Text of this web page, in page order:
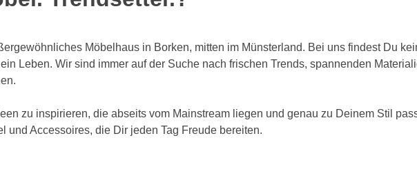
Möbelhaus in Borken, mitten im Münsterland. Bei uns findest Du
Leben. Wir sind immer auf der Suche nach frischen Trends, spannenden
zu inspirieren, die abseits vom Mainstream liegen und genau zu Deinem Stil
und Accessoires, die Dir jeden Tag Freude bereiten.